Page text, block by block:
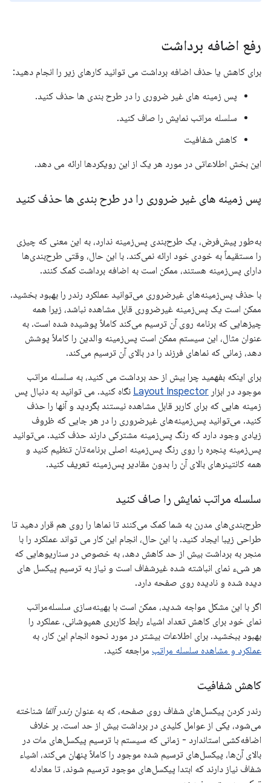
رفع اضافه برداشت
برای کاهش یا حذف اضافه برداشت می توانید کارهای زیر را انجام دهید:
پس زمینه های غیر ضروری را در طرح بندی ها حذف کنید.
سلسله مراتب نمایش را صاف کنید.
کاهش شفافیت
این بخش اطلاعاتی در مورد هر یک از این رویکردها ارائه می دهد.
پس زمینه های غیر ضروری را در طرح بندی ها حذف کنید
به‌طور پیش‌فرض، یک طرح‌بندی پس‌زمینه ندارد، به این معنی که چیزی
را مستقیماً به خودی خود ارائه نمی‌کند. با این حال، وقتی طرح‌بندی‌ها
دارای پس‌زمینه هستند، ممکن است به اضافه برداشت کمک کنند.
با حذف پس‌زمینه‌های غیرضروری می‌توانید عملکرد رندر را بهبود بخشید.
ممکن است یک پس‌زمینه غیرضروری قابل مشاهده نباشد، زیرا همه
چیزهایی که برنامه روی آن ترسیم می‌کند کاملاً پوشیده شده است. به
عنوان مثال، این سیستم ممکن است پس‌زمینه والدین را کاملاً پوشش
دهد، زمانی که نماهای فرزند را در بالای آن ترسیم می‌کند.
برای اینکه بفهمید چرا بیش از حد برداشت می کنید، به سلسله مراتب
موجود در ابزار Layout Inspector نگاه کنید. می توانید به دنبال پس
زمینه هایی که برای کاربر قابل مشاهده نیستند بگردید و آنها را حذف
کنید. می‌توانید پس‌زمینه‌های غیرضروری را در هر جایی که ظروف
زیادی وجود دارد که رنگ پس‌زمینه مشترکی دارند حذف کنید. می‌توانید
پس‌زمینه پنجره را روی رنگ پس‌زمینه اصلی برنامه‌تان تنظیم کنید و
همه کانتینرهای بالای آن را بدون مقادیر پس‌زمینه تعریف کنید.
سلسله مراتب نمایش را صاف کنید
طرح‌بندی‌های مدرن به شما کمک می‌کنند تا نماها را روی هم قرار دهید تا
طراحی زیبا ایجاد کنید. با این حال، انجام این کار می تواند عملکرد را با
منجر به برداشت بیش از حد کاهش دهد، به خصوص در سناریوهایی که
هر شیء نمای انباشته شده غیرشفاف است و نیاز به ترسیم پیکسل های
دیده شده و نادیده روی صفحه دارد.
اگر با این مشکل مواجه شدید، ممکن است با بهینه‌سازی سلسله‌مراتب
نمای خود برای کاهش تعداد اشیاء رابط کاربری همپوشانی، عملکرد را
بهبود ببخشید. برای اطلاعات بیشتر در مورد نحوه انجام این کار، به
عملکرد و مشاهده سلسله مراتب مراجعه کنید.
کاهش شفافیت
رندر کردن پیکسل‌های شفاف روی صفحه، که به عنوان رندر آلفا شناخته
می‌شود، یکی از عوامل کلیدی در برداشت بیش از حد است. بر خلاف
اضافه‌کشی استاندارد - زمانی که سیستم با ترسیم پیکسل‌های مات در
بالای آن‌ها، پیکسل‌های ترسیم شده موجود را کاملاً پنهان می‌کند، اشیاء
شفاف نیاز دارند که ابتدا پیکسل‌های موجود ترسیم شوند، تا معادله